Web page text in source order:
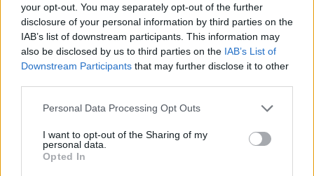
your opt-out. You may separately opt-out of the further
disclosure of your personal information by third parties on the
IAB’s list of downstream participants. This information may
also be disclosed by us to third parties on the IAB’s List of
Downstream Participants that may further disclose it to other
Personal Data Processing Opt Outs
I want to opt-out of the Sharing of my
personal data.
Opted In
Szerzői jogok
Adatvédelmi tájékoztató
Cookie-kezelési tájékoztató
Hozzászólási szabályzat
Nyomtatott lapjaink archívuma
Székely Hírmondó archívuma